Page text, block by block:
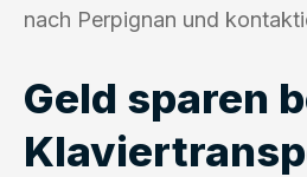
nach Perpignan und
Geld sparen